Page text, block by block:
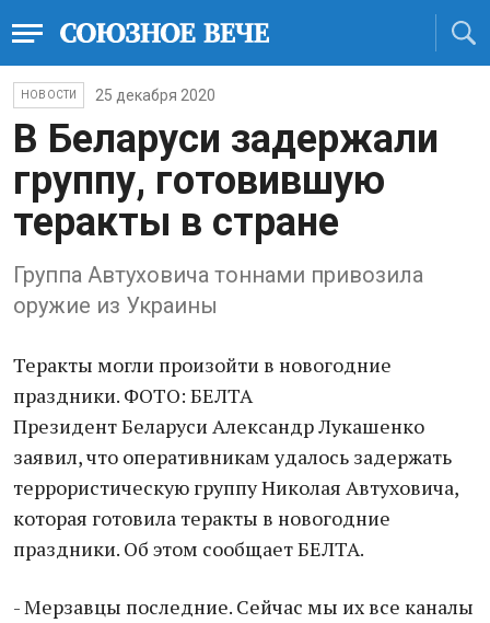
НОВОСТИ 25 декабря 2020
В Беларуси задержали
группу, готовившую
теракты в стране
Группа Автуховича тоннами привозила
оружие из Украины
Теракты могли произойти в новогодние
праздники. ФОТО: БЕЛТА
Президент Беларуси Александр Лукашенко
заявил, что оперативникам удалось задержать
террористическую группу Николая Автуховича,
которая готовила теракты в новогодние
праздники. Об этом сообщает БЕЛТА.
- Мерзавцы последние. Сейчас мы их все каналы